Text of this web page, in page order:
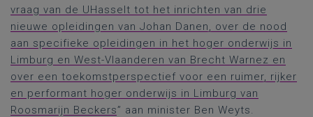
vraag van de UHasselt tot het inrichten van drie
nieuwe opleidingen van Johan Danen, over de nood
aan specifieke opleidingen in het hoger onderwijs in
Limburg en West-Vlaanderen van Brecht Warnez en
over een toekomstperspectief voor een ruimer, rijker
en performant hoger onderwijs in Limburg van
Roosmarijn Beckers” aan minister Ben Weyts.